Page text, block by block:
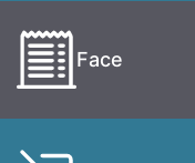
Face